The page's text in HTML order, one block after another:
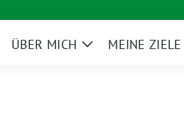
ÜBER MICH
ZeigeMEINE ZIELE